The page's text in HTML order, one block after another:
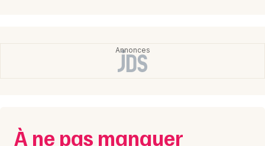
44 - Loire-Atlantique
À ne pas manquer